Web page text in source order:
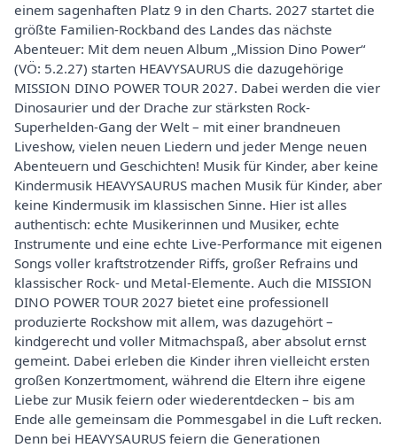
einem sagenhaften Platz 9 in den Charts. 2027 startet die
größte Familien-Rockband des Landes das nächste
Abenteuer: Mit dem neuen Album „Mission Dino Power“
(VÖ: 5.2.27) starten HEAVYSAURUS die dazugehörige
MISSION DINO POWER TOUR 2027. Dabei werden die vier
Dinosaurier und der Drache zur stärksten Rock-
Superhelden-Gang der Welt – mit einer brandneuen
Liveshow, vielen neuen Liedern und jeder Menge neuen
Abenteuern und Geschichten! Musik für Kinder, aber keine
Kindermusik HEAVYSAURUS machen Musik für Kinder, aber
keine Kindermusik im klassischen Sinne. Hier ist alles
authentisch: echte Musikerinnen und Musiker, echte
Instrumente und eine echte Live-Performance mit eigenen
Songs voller kraftstrotzender Riffs, großer Refrains und
klassischer Rock- und Metal-Elemente. Auch die MISSION
DINO POWER TOUR 2027 bietet eine professionell
produzierte Rockshow mit allem, was dazugehört –
kindgerecht und voller Mitmachspaß, aber absolut ernst
gemeint. Dabei erleben die Kinder ihren vielleicht ersten
großen Konzertmoment, während die Eltern ihre eigene
Liebe zur Musik feiern oder wiederentdecken – bis am
Ende alle gemeinsam die Pommesgabel in die Luft recken.
Denn bei HEAVYSAURUS feiern die Generationen